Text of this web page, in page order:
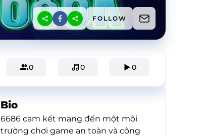
FOLLOW
0 0 0
Bio
6686 cam kết mang đến một môi
trường chơi game an toàn và công